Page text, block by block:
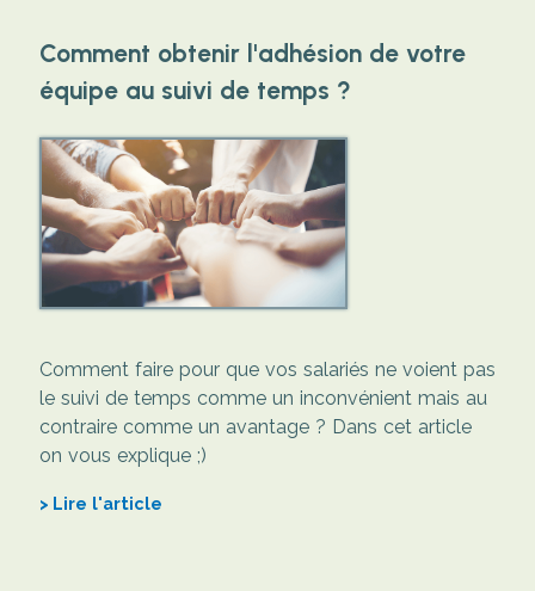
Comment obtenir l'adhésion de votre
équipe au suivi de temps ?
Comment faire pour que vos salariés ne voient pas
le suivi de temps comme un inconvénient mais au
contraire comme un avantage ? Dans cet article
on vous explique ;)
Lire l'article